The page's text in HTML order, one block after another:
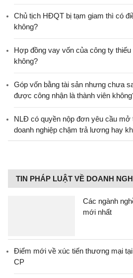
Chủ tịch HĐQT bị tạm giam thì có
không?
Hợp đồng vay vốn của công ty
không?
Góp vốn bằng tài sản nhưng chưa
được công nhận là thành viên
NLĐ có quyền nộp đơn yêu cầu mở
doanh nghiệp chậm trả lương hay
TIN PHÁP LUẬT VỀ DOANH
Các ngành
mới nhất
Điểm mới về xúc tiến thương mại
CP